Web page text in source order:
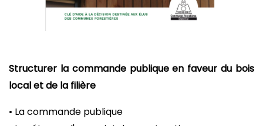
Structurer la commande publique en faveur du bois
local et de la filière
• La commande publique